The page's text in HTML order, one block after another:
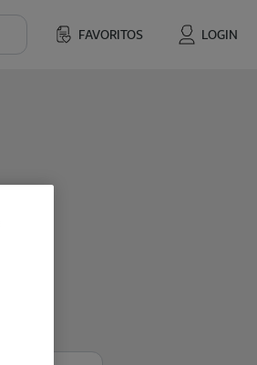
FAVORITOS LOGIN